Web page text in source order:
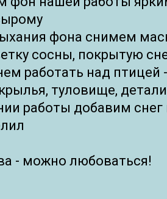
фона снимем
сосны, покрытую
работать над птицей
туловище,
работы добавим
- можно любоваться!